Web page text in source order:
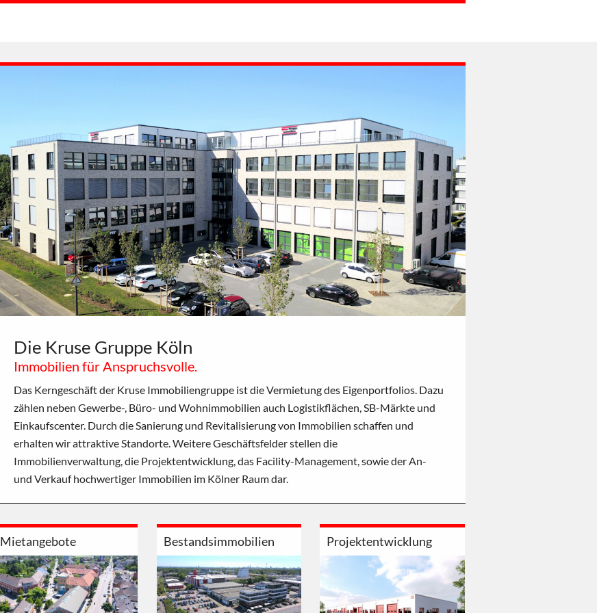
Die Kruse Gruppe Köln
Immobilien für Anspruchsvolle.
Das Kerngeschäft der Kruse Immobiliengruppe ist die Vermietung des Eigenportfolios. Dazu
zählen neben Gewerbe-, Büro- und Wohnimmobilien auch Logistikflächen, SB-Märkte und
Einkaufscenter. Durch die Sanierung und Revitalisierung von Immobilien schaffen und
erhalten wir attraktive Standorte. Weitere Geschäftsfelder stellen die
Immobilienverwaltung, die Projektentwicklung, das Facility-Management, sowie der An-
und Verkauf hochwertiger Immobilien im Kölner Raum dar.
Mietangebote Bestandsimmobilien Projektentwicklung